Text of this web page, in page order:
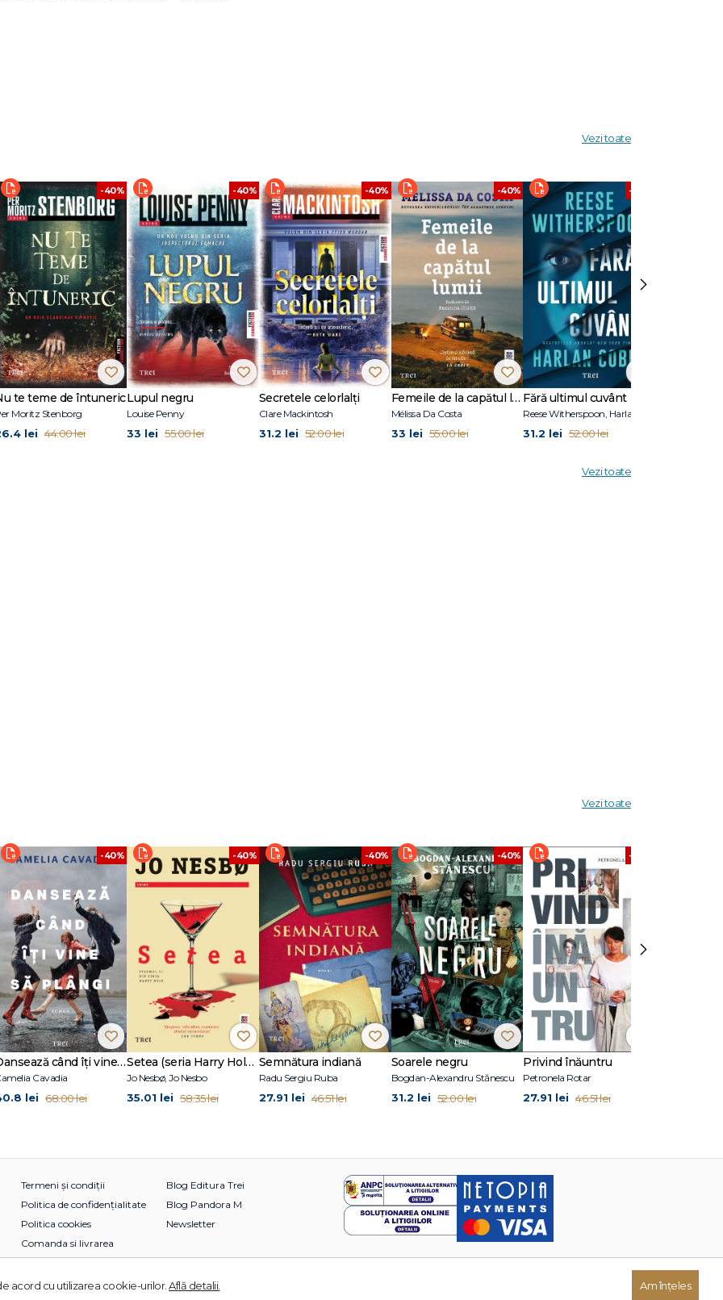
noastră. Trecem prin Revoluția din Octombrie, exilul rușilor albi în Europa, două
și războiul din Ucraina, pătrunzând într-o saga deopotrivă romantică, tragică,
celor dragi și despre dragostea filială. Unul dintre cei mai prestigioși scriitori
a numeroase premii literare.
dedicat unei femei excepționale și fascinante, care putea fi la fel de dură cu
pe fundalul războiului din Ucraina, istoria strămoșilor săi ruși și georgieni,
de concesii al mamei sale, decedată în 2023, academiciana Hélène Carrère
ceva mai bine complexitatea care se ascunde în spatele cuvântului «familie».“ -
de Studii Politice din Paris. Este scriitor, jurnalist, scenarist şi regizor. A devenit
ficţiunea şi care au fost recompensate cu numeroase premii: Prix Fémina,
Prix Globe de Cristal. La Editura Trei, de acelaşi autor, au apărut Împărăția cerurilor,
Un roman rus, Ora de schi, Adversarul și Yoga.
Vezi toate
-40%
te teme de întuneric
Moritz Stenborg
lei 44.00 lei
-40%
Lupul negru
Louise Penny
33 lei 55.00 lei
-40%
Secretele celorlalți
Clare Mackintosh
31.2 lei 52.00 lei
-40%
Femeile de la capătul lumii
Mélissa Da Costa
33 lei 55.00 lei
-40%
Fără ultimul cuvânt
31.2 lei 52.00 lei
›
Vezi toate
Vezi toate
-40%
Dansează când îți vine să plângi
Cavadia
lei 68.00 lei
-40%
Setea (seria Harry Hole, vol. 11)
Jo Nesbø, Jo Nesbo
35.01 lei 58.35 lei
-40%
Semnătura indiană
Radu Sergiu Ruba
27.91 lei 46.51 lei
-40%
Soarele negru
Bogdan-Alexandru Stănescu
31.2 lei 52.00 lei
-40%
Privind înăuntru
Petronela Rotar
27.91 lei 46.51 lei
›
Termeni și condiții
Politica de confidențialitate
Politica cookies
Comanda si livrarea
Blog Editura Trei
Blog Pandora M
Newsletter
acord cu utilizarea cookie-urilor. Află detalii. Am înțeles